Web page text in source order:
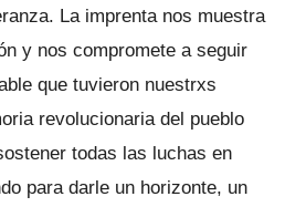
La imprenta nos muestra
y nos compromete a seguir
que tuvieron nuestrxs
revolucionaria del pueblo
todas las luchas en
para darle un horizonte, un